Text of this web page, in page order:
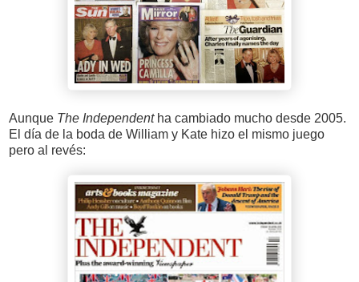
Aunque The Independentha cambiado mucho desde 2005.
El día de la boda de William y Kate hizo el mismo juego
pero al revés: